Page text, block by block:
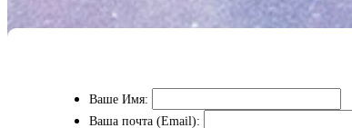
Ваше Имя:
Ваша почта (Email):